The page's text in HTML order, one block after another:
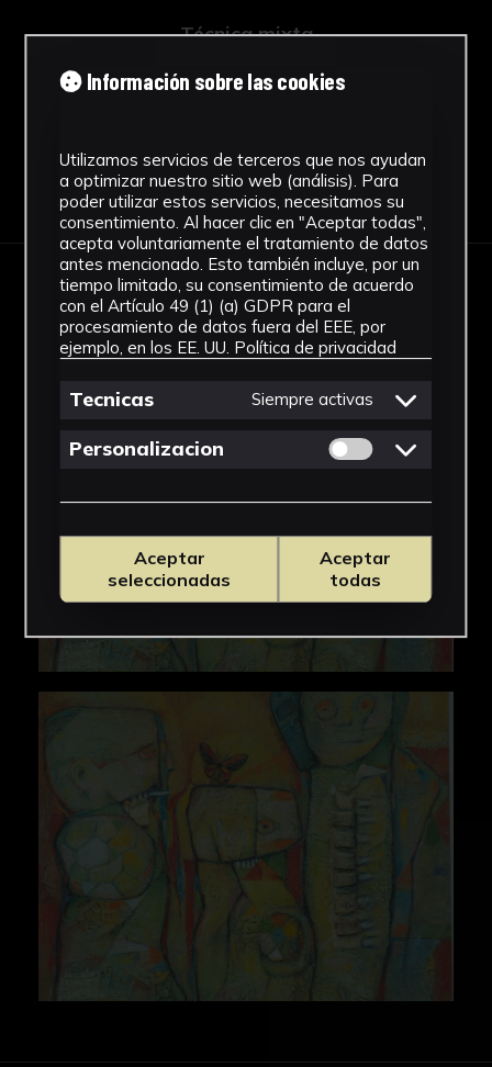
Técnica mixta
Descargar Ficha
IMÁGENES
Información sobre las cookies
Utilizamos servicios de terceros que nos ayudan
a optimizar nuestro sitio web (análisis). Para
poder utilizar estos servicios, necesitamos su
consentimiento. Al hacer clic en "Aceptar todas",
acepta voluntariamente el tratamiento de datos
antes mencionado. Esto también incluye, por un
tiempo limitado, su consentimiento de acuerdo
con el Artículo 49 (1) (a) GDPR para el
procesamiento de datos fuera del EEE, por
ejemplo, en los EE. UU. Política de privacidad
Tecnicas Siempre activas
Personalizacion Permitir cookies
Aceptar
seleccionadas
Aceptar
todas